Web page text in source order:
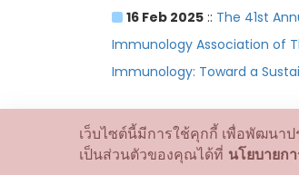
16 Feb 2025 :: The 41st
Immunology Association of
Immunology: Toward a
เว็บไซต์นี้มีการใช้คุกกี้ เพื่อพัฒนา
เป็นส่วนตัวของคุณได้ที่ นโยบายก